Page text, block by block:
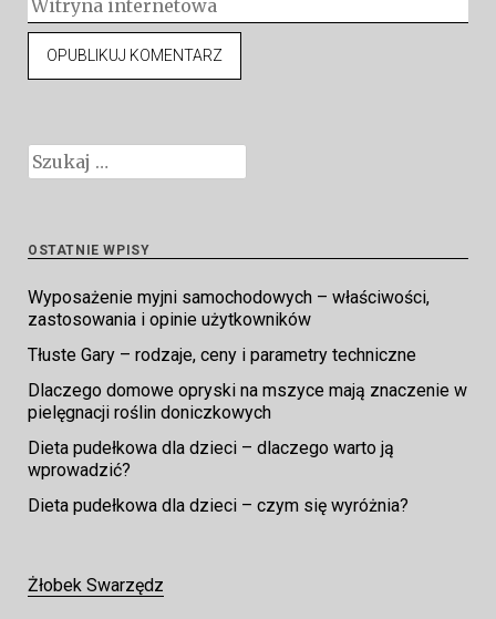
Szukaj:
OSTATNIE WPISY
Wyposażenie myjni samochodowych – właściwości,
zastosowania i opinie użytkowników
Tłuste Gary – rodzaje, ceny i parametry techniczne
Dlaczego domowe opryski na mszyce mają znaczenie w
pielęgnacji roślin doniczkowych
Dieta pudełkowa dla dzieci – dlaczego warto ją
wprowadzić?
Dieta pudełkowa dla dzieci – czym się wyróżnia?
Żłobek Swarzędz